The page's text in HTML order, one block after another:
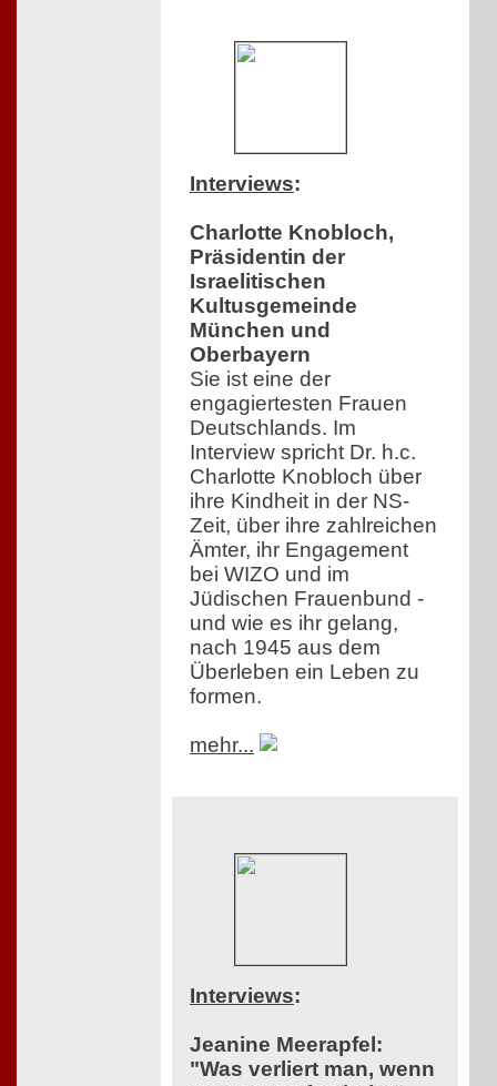
Interviews:
Charlotte Knobloch,
Präsidentin der
Israelitischen
Kultusgemeinde
München und
Oberbayern
Sie ist eine der
engagiertesten Frauen
Deutschlands. Im
Interview spricht Dr. h.c.
Charlotte Knobloch über
ihre Kindheit in der NS-
Zeit, über ihre zahlreichen
Ämter, ihr Engagement
bei WIZO und im
Jüdischen Frauenbund -
und wie es ihr gelang,
nach 1945 aus dem
Überleben ein Leben zu
formen.
mehr...
Interviews:
Jeanine Meerapfel:
"Was verliert man, wenn